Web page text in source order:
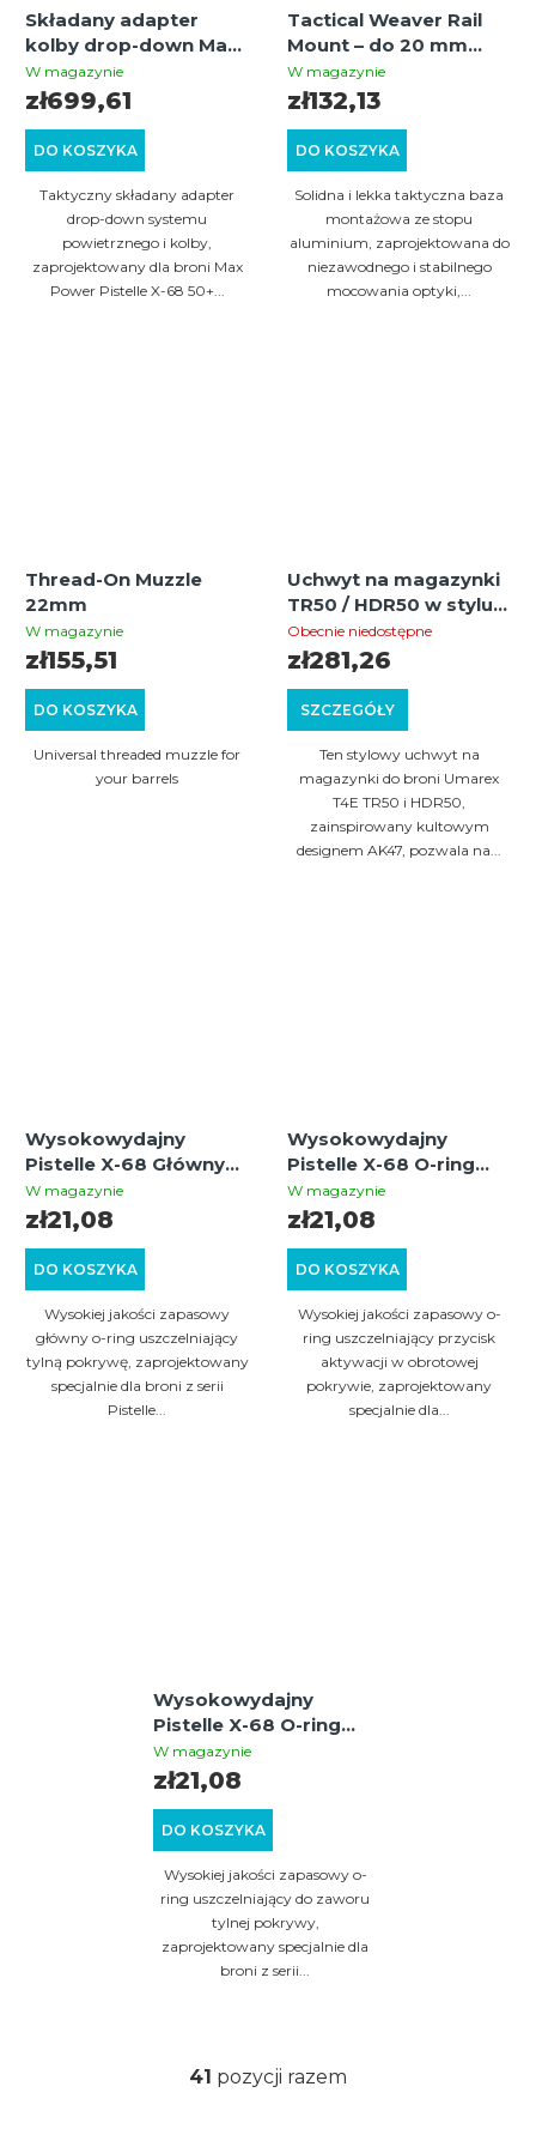
Składany adapter
kolby drop-down Max
Power Pistelle X-68
50+ Joules z
mechanizmem
blokującym Gen3
W magazynie
DO KOSZYKA
zł699,61
Taktyczny składany adapter
drop-down systemu
powietrznego i kolby,
zaprojektowany dla broni Max
Power Pistelle X-68 50+...
Tactical Weaver Rail
Mount – do 20 mm
Picatinny/Weaver, stop
aluminium
W magazynie
DO KOSZYKA
zł132,13
Solidna i lekka taktyczna baza
montażowa ze stopu
aluminium, zaprojektowana do
niezawodnego i stabilnego
mocowania optyki,...
Thread-On Muzzle
22mm
W magazynie
DO KOSZYKA
zł155,51
Universal threaded muzzle for
your barrels
Uchwyt na magazynki
TR50 / HDR50 w stylu
AK47 – mieści 3
magazynki, szybka
trwałość
Obecnie niedostępne
SZCZEGÓŁY
zł281,26
Ten stylowy uchwyt na
magazynki do broni Umarex
T4E TR50 i HDR50,
zainspirowany kultowym
designem AK47, pozwala na...
Wysokowydajny
Pistelle X-68 Główny
O-ring tylnej pokrywy
W magazynie
DO KOSZYKA
zł21,08
Wysokiej jakości zapasowy
główny o-ring uszczelniający
tylną pokrywę, zaprojektowany
specjalnie dla broni z serii
Pistelle...
Wysokowydajny
Pistelle X-68 O-ring
przycisku aktywacji
obrotowej pokrywy
W magazynie
DO KOSZYKA
zł21,08
Wysokiej jakości zapasowy o-
ring uszczelniający przycisk
aktywacji w obrotowej
pokrywie, zaprojektowany
specjalnie dla...
Wysokowydajny
Pistelle X-68 O-ring
zaworu tylnej pokrywy
W magazynie
DO KOSZYKA
zł21,08
Wysokiej jakości zapasowy o-
ring uszczelniający do zaworu
tylnej pokrywy,
zaprojektowany specjalnie dla
broni z serii...
K
41 pozycji razem